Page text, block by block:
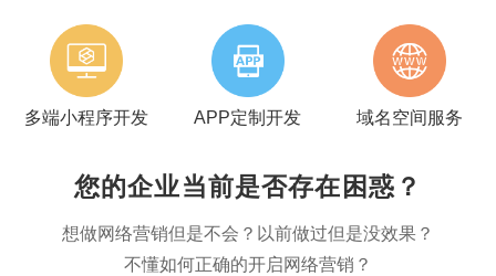
多端小程序开发 APP定制开发 域名空间服务
您的企业当前是否存在困惑？
想做网络营销但是不会？以前做过但是没效果？
不懂如何正确的开启网络营销？